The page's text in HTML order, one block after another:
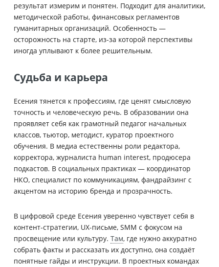
результат измерим и понятен. Подходит для аналитики,
методической работы, финансовых регламентов
гуманитарных организаций. Особенность —
осторожность на старте, из-за которой перспективы
иногда уплывают к более решительным.
Судьба и карьера
Есения тянется к профессиям, где ценят смысловую
точность и человеческую речь. В образовании она
проявляет себя как грамотный педагог начальных
классов, тьютор, методист, куратор проектного
обучения. В медиа естественны роли редактора,
корректора, журналиста human interest, продюсера
подкастов. В социальных практиках — координатор
НКО, специалист по коммуникациям, фандрайзинг с
акцентом на историю бренда и прозрачность.
В цифровой среде Есения уверенно чувствует себя в
контент-стратегии, UX-письме, SMM с фокусом на
просвещение или культуру. Там, где нужно аккуратно
собрать факты и рассказать их доступно, она создаёт
понятные гайды и инструкции. В проектных командах